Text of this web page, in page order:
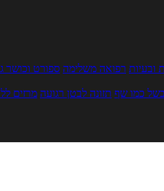
ובעיות רפואה משלימה ספורט וכושר
כמו שף תזונה לבטן רגועה מרזים